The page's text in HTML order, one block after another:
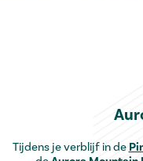
Tijdens je verblijf in de